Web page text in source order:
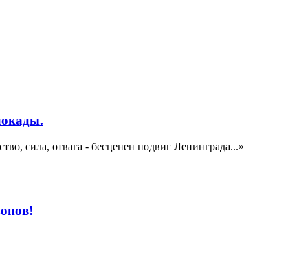
сила, отвага - бесценен подвиг Ленинграда...»